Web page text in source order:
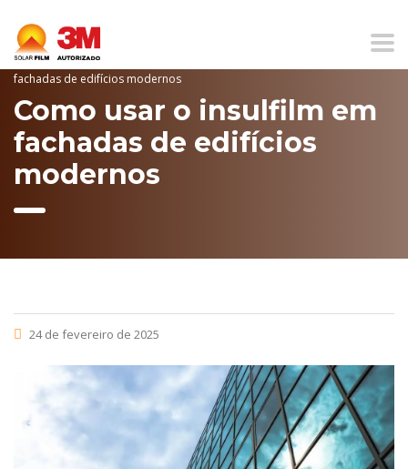
Home Blog
fachadas de edifícios modernos
Como usar o insulfilm em
fachadas de edifícios
modernos
24 de fevereiro de 2025